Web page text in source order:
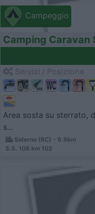
Campeggio
Camping Caravan
Area sosta su sterrato,
s...
Siderno (RC) - 9.9km
S.S. 106 km 102